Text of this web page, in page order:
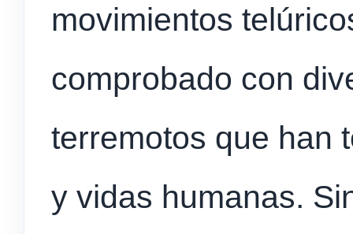
movimientos
comprobado con
terremotos que han
y vidas humanas.